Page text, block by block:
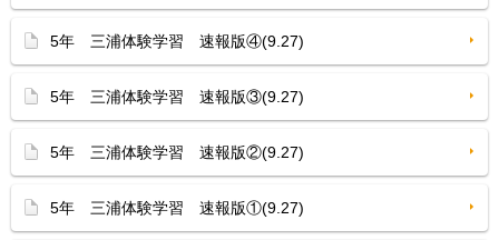
5年 三浦体験学習 速報版④(9.27)
5年 三浦体験学習 速報版③(9.27)
5年 三浦体験学習 速報版②(9.27)
5年 三浦体験学習 速報版①(9.27)